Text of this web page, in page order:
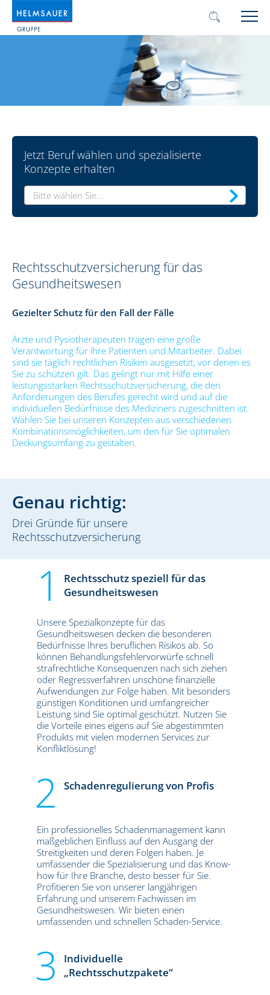
Jetzt Beruf wählen und spezialisierte
Konzepte erhalten
Bitte wählen Sie...
Rechtsschutzversicherung für das
Gesundheitswesen
Gezielter Schutz für den Fall der Fälle
Ärzte und Pysiotherapeuten tragen eine große
Verantwortung für ihre Patienten und Mitarbeiter. Dabei
sind sie täglich rechtlichen Risiken ausgesetzt, vor denen es
Sie zu schützen gilt. Das gelingt nur mit Hilfe einer
leistungsstarken Rechtsschutzversicherung, die den
Anforderungen des Berufes gerecht wird und auf die
individuellen Bedürfnisse des Mediziners zugeschnitten ist.
Wählen Sie bei unseren Konzepten aus verschiedenen
Kombinationsmöglichkeiten, um den für Sie optimalen
Deckungsumfang zu gestalten.
Genau richtig:
Drei Gründe für unsere
Rechtsschutzversicherung
Rechtsschutz speziell für das
Gesundheitswesen
Unsere Spezialkonzepte für das
Gesundheitswesen decken die besonderen
Bedürfnisse Ihres beruflichen Risikos ab. So
können Behandlungsfehlervorwürfe schnell
strafrechtliche Konsequenzen nach sich ziehen
oder Regressverfahren unschöne finanzielle
Aufwendungen zur Folge haben. Mit besonders
günstigen Konditionen und umfangreicher
Leistung sind Sie optimal geschützt. Nutzen Sie
die Vorteile eines eigens auf Sie abgestimmten
Produkts mit vielen modernen Services zur
Konfliktlösung!
Schadenregulierung von Profis
Ein professionelles Schadenmanagement kann
maßgeblichen Einfluss auf den Ausgang der
Streitigkeiten und deren Folgen haben. Je
umfassender die Spezialisierung und das Know-
how für Ihre Branche, desto besser für Sie.
Profitieren Sie von unserer langjährigen
Erfahrung und unserem Fachwissen im
Gesundheitswesen. Wir bieten einen
umfassenden und schnellen Schaden-Service.
Individuelle
„Rechtsschutzpakete“